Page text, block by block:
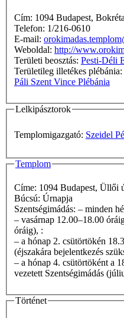
Cím: 1094 Budapest,
Telefon: 1/216-0610
E-mail:
Weboldal: http://
Területi beosztás: Pesti-Déli
Területileg illetékes plébánia:
Páli Szent Vince Plébánia
Lelkipásztorok
Templomigazgató: Szeidel
Templom
Címe: 1094 Budapest, Üllői
Búcsú: Úrnapja
– vasárnap 12.00–18.00
óráig), :
– a hónap 2. csütörtökén
(éjszakára bejelentkezés
– a hónap 4. csütörtöként a
vezetett Szentségimádás
Történet